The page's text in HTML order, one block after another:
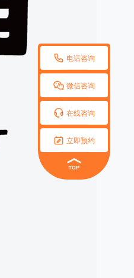
 电话咨询
 微信咨询
 在线咨询
 立即预约